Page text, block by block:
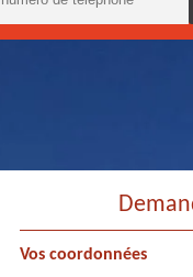
Vos coordonnées